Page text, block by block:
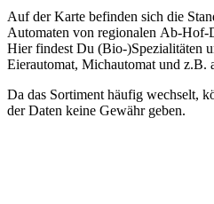
Auf der Karte befinden sich die
Automaten von regionalen Ab-Hof-
Hier findest Du (Bio-)Spezialitäten
Eierautomat, Michautomat und z.B.
Da das Sortiment häufig wechselt,
der Daten keine Gewähr geben.